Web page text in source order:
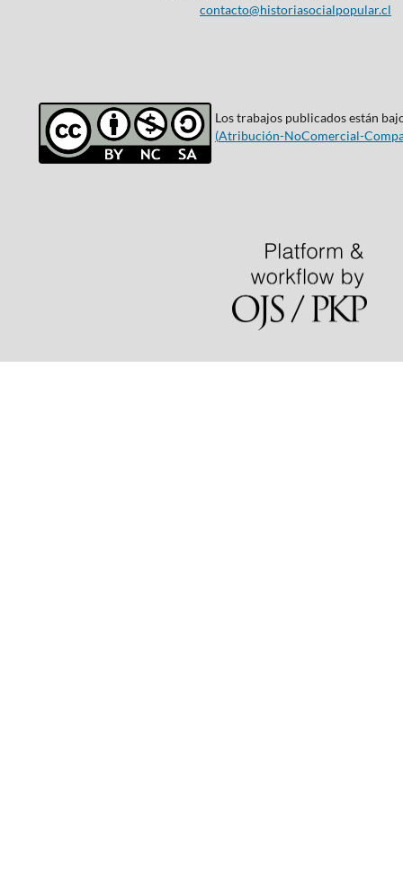
contacto@historiasocialpopular.cl
Los trabajos publicados están
(Atribución-NoComercial-